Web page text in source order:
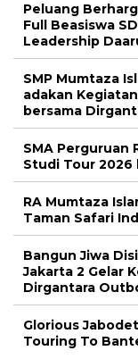
Peluang
Full Beasiswa
Leadership
SMP Mumtaza
adakan
bersama
SMA Perguruan
Studi Tour 2026
RA Mumtaza
Taman Safari
Bangun Jiwa
Jakarta 2 Gelar
Dirgantara
Glorious
Touring To